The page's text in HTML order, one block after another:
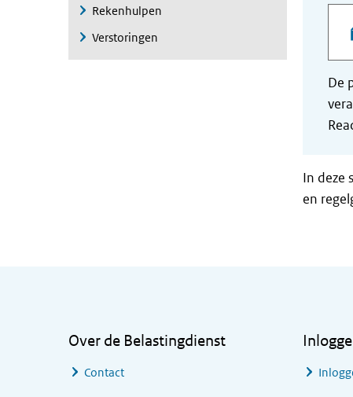
Rekenhulpen
Verstoringen
De
In deze
en
Over de Belastingdienst
Contact